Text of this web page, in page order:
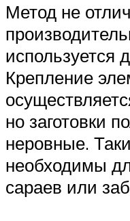
Метод не
используется
Крепление
но заготовки
неровные.
необходимы
сараев или